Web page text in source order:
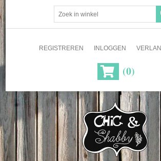
REGISTREREN INLOGGEN
(0)